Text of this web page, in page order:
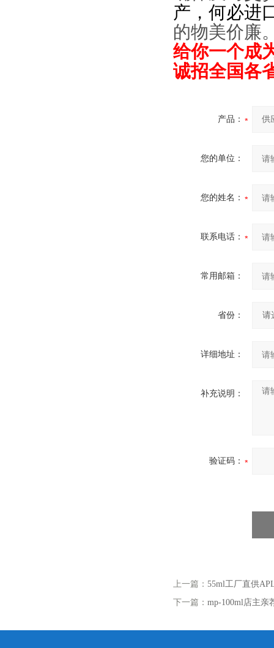
产，何必进
的物美价廉
给你一个成
诚招全国各
产品：
您的单位：
您的姓名：
联系电话：
常用邮箱：
省份：
详细地址：
补充说明：
验证码：
上一篇： 55ml工厂直供
下一篇： mp-100ml店主亲